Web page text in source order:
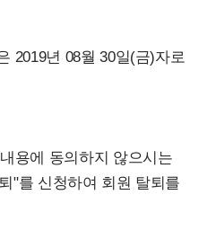
2019년 08월 30일(금)자로
용에 동의하지 않으시는
"를 신청하여 회원 탈퇴를